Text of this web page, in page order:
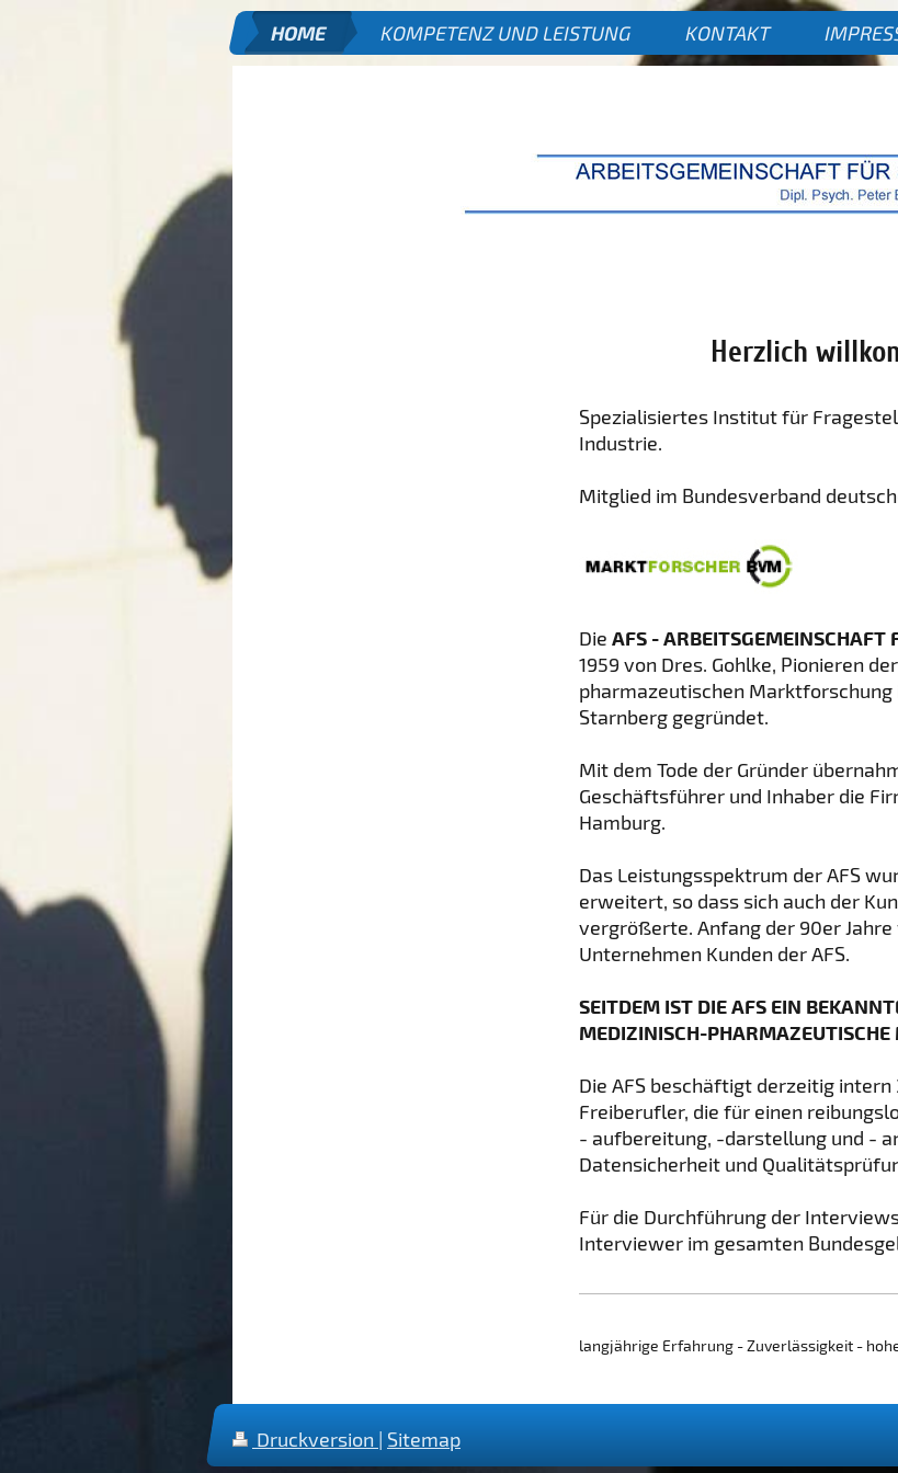
HOME KOMPETENZ UND LEISTUNG KONTAKT
Herzlich
Spezialisiertes Institut für
Industrie.
Mitglied im Bundesverband
Die AFS - ARBEITSGEMEINSCHAFT
1959 von Dres. Gohlke, Pionieren
pharmazeutischen
Starnberg gegründet.
Mit dem Tode der Gründer
Geschäftsführer und Inhaber die
Hamburg.
Das Leistungsspektrum der AFS
erweitert, so dass sich auch der
vergrößerte. Anfang der 90er
Unternehmen Kunden der AFS.
SEITDEM IST DIE AFS EIN
MEDIZINISCH-PHARMAZEUTISCHE
Die AFS beschäftigt derzeitig
Freiberufler, die für einen
- aufbereitung, -darstellung und -
Datensicherheit und
Für die Durchführung der
Interviewer im gesamten
langjährige Erfahrung - Zuverlässigkeit -
Druckversion | Sitemap